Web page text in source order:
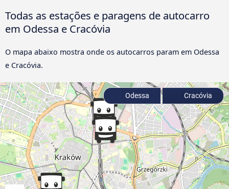
Todas as estações e paragens de autocarro
em Odessa e Cracóvia
O mapa abaixo mostra onde os autocarros param em Odessa
e Cracóvia.
Odessa Cracóvia